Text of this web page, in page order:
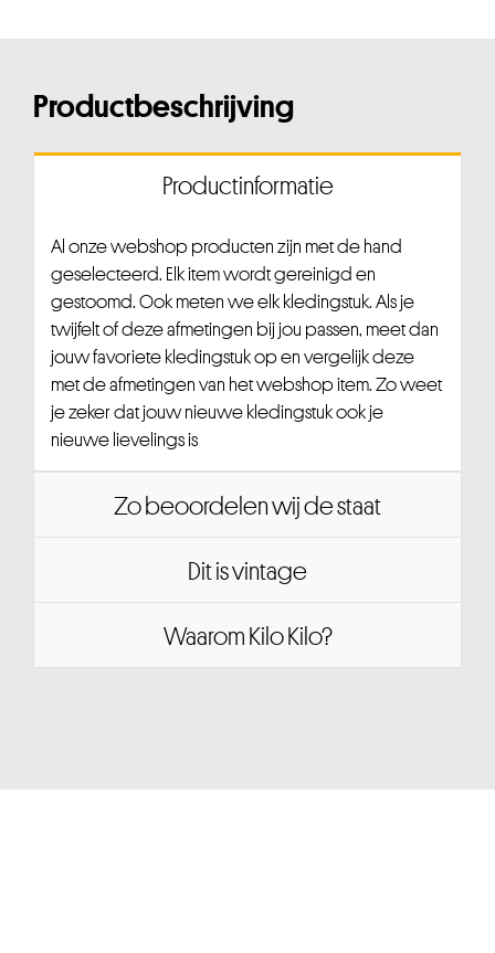
Productbeschrijving
Productinformatie
Al onze webshop producten zijn met de hand
geselecteerd. Elk item wordt gereinigd en
gestoomd. Ook meten we elk kledingstuk. Als je
twijfelt of deze afmetingen bij jou passen, meet dan
jouw favoriete kledingstuk op en vergelijk deze
met de afmetingen van het webshop item. Zo weet
je zeker dat jouw nieuwe kledingstuk ook je
nieuwe lievelings is
Zo beoordelen wij de staat
Dit is vintage
Waarom Kilo Kilo?